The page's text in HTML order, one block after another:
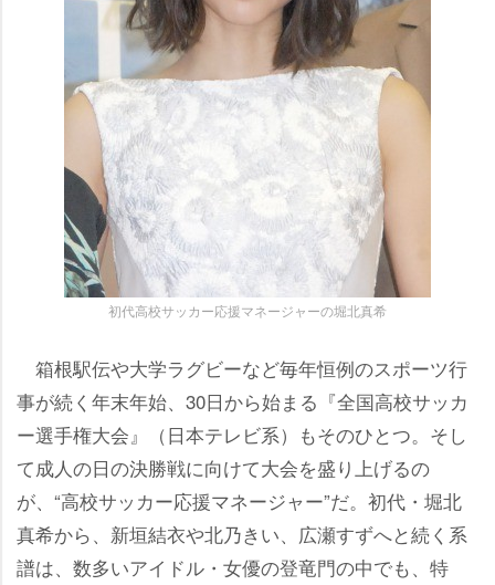
初代高校サッカー応援マネージャーの堀北真希
箱根駅伝や大学ラグビーなど毎年恒例のスポーツ行
事が続く年末年始、30日から始まる『全国高校サッカ
ー選手権大会』（日本テレビ系）もそのひとつ。そし
て成人の日の決勝戦に向けて大会を盛り上げるの
が、“高校サッカー応援マネージャー”だ。初代・堀北
真希から、新垣結衣や北乃きい、広瀬すずへと続く系
譜は、数多いアイドル・女優の登竜門の中でも、特